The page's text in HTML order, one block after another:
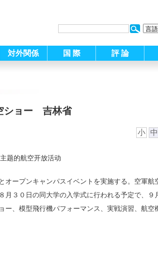
対外関係 国 際 評 論
ショー 吉林省
小 中
オープンキャンパスイベントを実施する。空軍航
３０日の同大学の入学式に行われる予定で、９
ー、模型飛行機パフォーマンス、実戦演習、航空